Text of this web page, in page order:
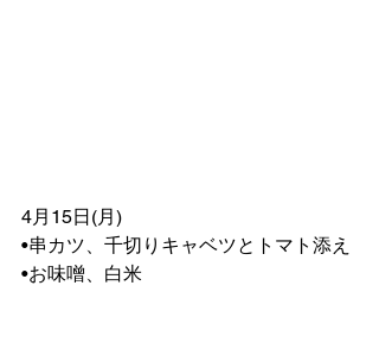
4月15日(月)
•串カツ、千切りキャベツとトマト添え
•お味噌、白米